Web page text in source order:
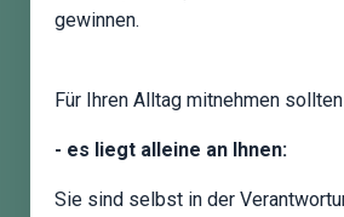
gewinnen.
Für Ihren Alltag mitnehmen
- es liegt alleine an Ihnen:
Sie sind selbst in der